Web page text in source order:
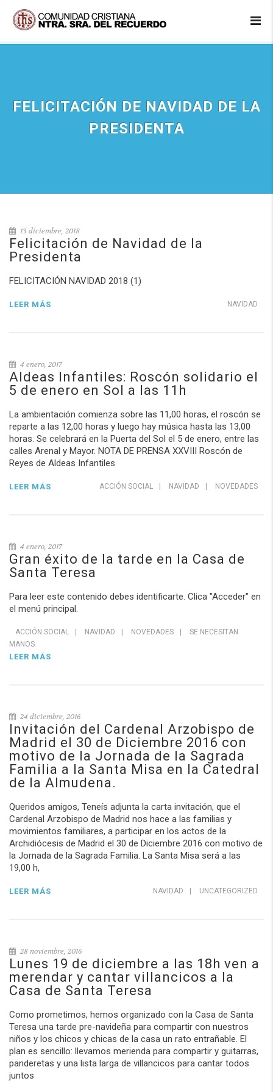
FELICITACIÓN DE NAVIDAD DE LA
PRESIDENTA
13 diciembre, 2018
Felicitación de Navidad de la
Presidenta
FELICITACIÓN NAVIDAD 2018 (1)
NAVIDAD
LEER MÁS
4 enero, 2017
Aldeas Infantiles: Roscón solidario el
5 de enero en Sol a las 11h
La ambientación comienza sobre las 11,00 horas, el roscón se
reparte a las 12,00 horas y luego hay música hasta las 13,00
horas. Se celebrará en la Puerta del Sol el 5 de enero, entre las
calles Arenal y Mayor. NOTA DE PRENSA XXVIII Roscón de
Reyes de Aldeas Infantiles
ACCIÓN SOCIAL NAVIDAD NOVEDADES
LEER MÁS
4 enero, 2017
Gran éxito de la tarde en la Casa de
Santa Teresa
Para leer este contenido debes identificarte. Clica "Acceder" en
el menú principal.
ACCIÓN SOCIAL NAVIDAD NOVEDADES
SE NECESITAN
MANOS
LEER MÁS
24 diciembre, 2016
Invitación del Cardenal Arzobispo de
Madrid el 30 de Diciembre 2016 con
motivo de la Jornada de la Sagrada
Familia a la Santa Misa en la Catedral
de la Almudena.
Queridos amigos, Teneís adjunta la carta invitación, que el
Cardenal Arzobispo de Madrid nos hace a las familias y
movimientos familiares, a participar en los actos de la
Archidiócesis de Madrid el 30 de Diciembre 2016 con motivo de
la Jornada de la Sagrada Familia. La Santa Misa será a las
19,00 h,
NAVIDAD UNCATEGORIZED
LEER MÁS
28 noviembre, 2016
Lunes 19 de diciembre a las 18h ven a
merendar y cantar villancicos a la
Casa de Santa Teresa
Como prometimos, hemos organizado con la Casa de Santa
Teresa una tarde pre-navideña para compartir con nuestros
niños y los chicos y chicas de la casa un rato entrañable. El
plan es sencillo: llevamos merienda para compartir y guitarras,
panderetas y una lista larga de villancicos para cantar todos
juntos